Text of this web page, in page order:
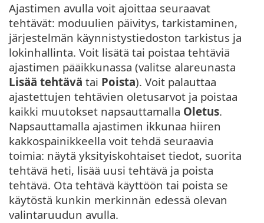
Ajastimen avulla voit ajoittaa seuraavat
tehtävät: moduulien päivitys, tarkistaminen,
järjestelmän käynnistystiedoston tarkistus ja
lokinhallinta. Voit lisätä tai poistaa tehtäviä
ajastimen pääikkunassa (valitse alareunasta
Lisää tehtävä tai Poista). Voit palauttaa
ajastettujen tehtävien oletusarvot ja poistaa
kaikki muutokset napsauttamalla Oletus.
Napsauttamalla ajastimen ikkunaa hiiren
kakkospainikkeella voit tehdä seuraavia
toimia: näytä yksityiskohtaiset tiedot, suorita
tehtävä heti, lisää uusi tehtävä ja poista
tehtävä. Ota tehtävä käyttöön tai poista se
käytöstä kunkin merkinnän edessä olevan
valintaruudun avulla.